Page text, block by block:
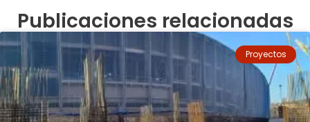
Publicaciones relacionadas
Proyectos